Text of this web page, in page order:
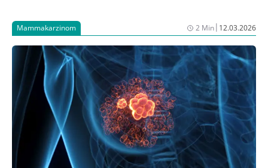
Erforschung und Behandlung von Sarkomen
beschäftigen. Die rund 200 Expert:innen berichteten
über innovative Therapieansätze, Verbesserungen
von Versorgungs- und Behandlungsqualität sowie
über aktuelle Forschungsprojekte der deutschen
Sarkom-Community und zeigten auf, wie
entscheidend der interdisziplinäre Austausch für die
Sarkombehandlung ist. Initiator der jährlichen
Konferenz ist die gemeinnützige Deutsche Sarkom-
Stiftung.
Mammakarzinom 2 Min| 12.03.2026